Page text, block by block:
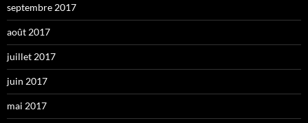
septembre 2017
août 2017
juillet 2017
juin 2017
mai 2017